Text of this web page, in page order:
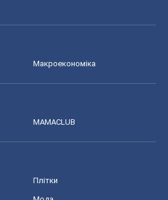
Макроекономіка
MAMACLUB
Плітки